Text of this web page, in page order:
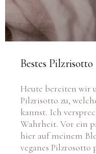
Bestes Pilzrisotto
Heute bereiten wir
Pilzrisotto zu,
kannst. Ich
Wahrheit. Vor ein
hier auf meinem
veganes Pilzrosotto